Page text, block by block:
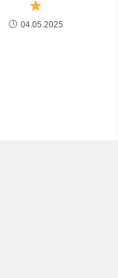
04.05.2025